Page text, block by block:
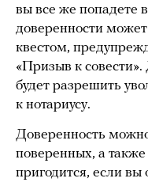
вы все же
доверенности
квестом,
«Призыв к
будет разрешить
к нотариусу.
Доверенность
поверенных, а
пригодится, если вы